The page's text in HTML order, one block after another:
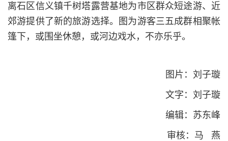
离石区信义镇千树塔露营基地为市区群众短途游、近
郊游提供了新的旅游选择。图为游客三五成群相聚帐
篷下，或围坐休憩，或河边戏水，不亦乐乎。
图片：刘子璇
文字：刘子璇
编辑：苏东峰
审核：马 燕